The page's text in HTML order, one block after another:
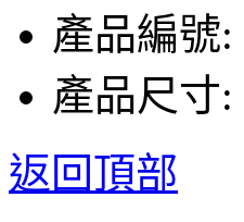
產品編號:
產品尺寸:
返回頂部